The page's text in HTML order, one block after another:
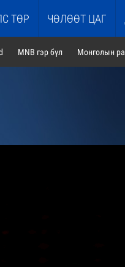
ТӨР ЧӨЛӨӨТ ЦАГ
MNB гэр бүл Монголын